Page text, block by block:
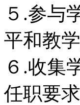
５.参与
平
６.收集
任职要求